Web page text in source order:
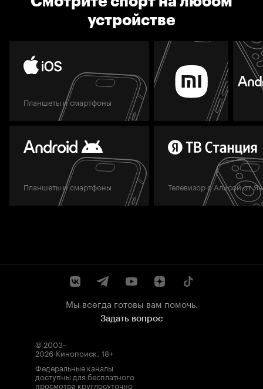
устройстве
Планшеты и смартфоны
Планшеты и смартфоны Телевизор с Алисой от
Мы всегда готовы вам помочь.
Задать вопрос
© 2003–
2026 Кинопоиск. 18+
Федеральные каналы
доступны для бесплатного
просмотра круглосуточно